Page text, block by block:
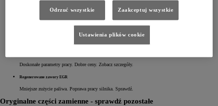
Doskonałe parametry pracy. Dobre ceny. Zobacz szczegóły.
Regenerowane zawory EGR
Mniejsze zużycie paliwa. Poprawa pracy silnika. Sprawdź.
Oryginalne części zamienne - sprawdź pozostałe
Odrzuć wszystkie Zaakceptuj wszystkie
Ustawienia plików cookie